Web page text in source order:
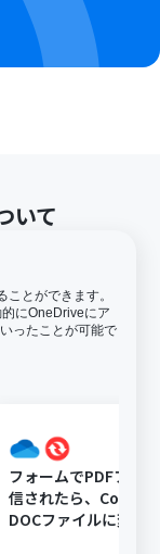
いて
とができます。
にOneDriveにア
ったことが可能で
フォームでPDFファ
信されたら、
DOCファイルに変換